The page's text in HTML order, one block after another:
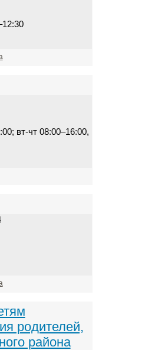
вт-чт 08:00–16:00,
родителей,
района